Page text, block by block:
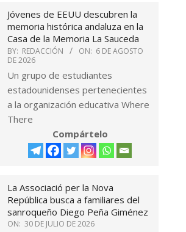
Jóvenes de EEUU descubren la
memoria histórica andaluza en la
Casa de la Memoria La Sauceda
BY: REDACCIÓN ON: 6 DE AGOSTO
DE 2026
Un grupo de estudiantes
estadounidenses pertenecientes
a la organización educativa Where
There
Compártelo
La Associació per la Nova
República busca a familiares del
sanroqueño Diego Peña Giménez
ON: 30 DE JULIO DE 2026